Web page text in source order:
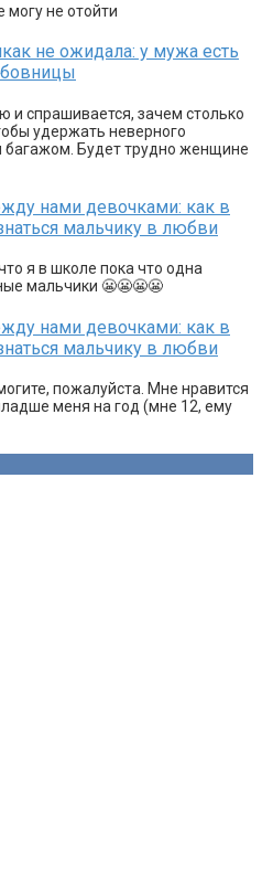
могу не отойти
не ожидала: у мужа есть
и спрашивается, зачем столько
удержать неверного
багажом. Будет трудно женщине
нами девочками: как в
мальчику в любви
я в школе пока что одна
мальчики 😬😬😬😬
нами девочками: как в
мальчику в любви
пожалуйста. Мне нравится
меня на год (мне 12, ему